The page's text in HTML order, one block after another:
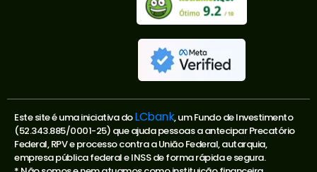
Este site é uma iniciativa doLCbank, um Fundo de Investimento
(52.343.885/0001-25) que ajuda pessoas a antecipar Precatório
Federal, RPV e processo contra a União Federal, autarquia,
empresa pública federal e INSS de forma rápida e segura.